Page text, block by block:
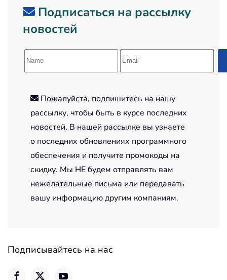
Подписаться на рассылку
новостей
Пожалуйста, подпишитесь на нашу
рассылку, чтобы быть в курсе последних
новостей. В нашей рассылке вы узнаете
о последних обновлениях программного
обеспечения и получите промокоды на
скидку. Мы НЕ будем отправлять вам
нежелательные письма или передавать
вашу информацию другим компаниям.
Подписывайтесь на нас